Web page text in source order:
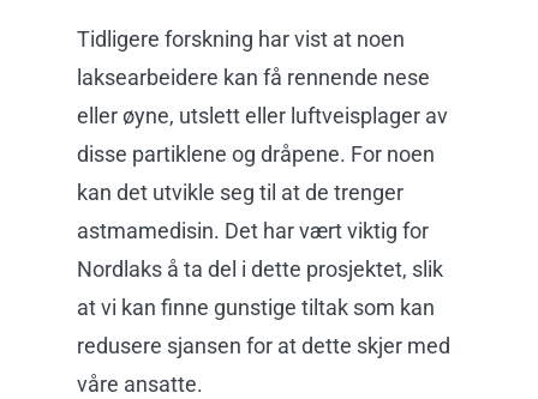
Tidligere forskning har vist at noen
laksearbeidere kan få rennende nese
eller øyne, utslett eller luftveisplager av
disse partiklene og dråpene. For noen
kan det utvikle seg til at de trenger
astmamedisin. Det har vært viktig for
Nordlaks å ta del i dette prosjektet, slik
at vi kan finne gunstige tiltak som kan
redusere sjansen for at dette skjer med
våre ansatte.